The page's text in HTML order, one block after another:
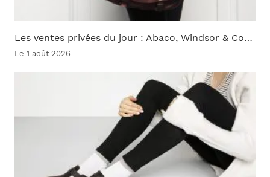
Les ventes privées du jour : Abaco, Windsor & Co…
Le 1 août 2026